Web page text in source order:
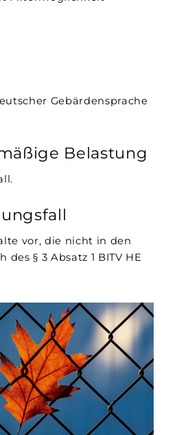
Gebärdensprache
Belastung
vor, die nicht in den
§ 3 Absatz 1 BITV HE